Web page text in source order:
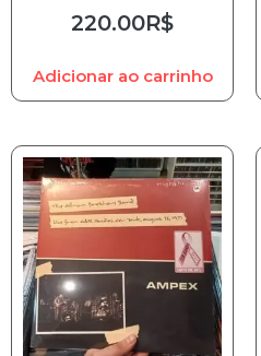
220.00R$
Adicionar ao carrinho